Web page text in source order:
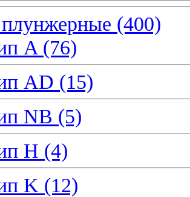
(400)
A (76)
AD (15)
NB (5)
H (4)
K (12)